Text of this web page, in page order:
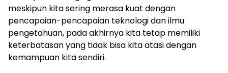
meskipun kita sering merasa kuat dengan
pencapaian-pencapaian teknologi dan ilmu
pengetahuan, pada akhirnya kita tetap memiliki
keterbatasan yang tidak bisa kita atasi dengan
kemampuan kita sendiri.